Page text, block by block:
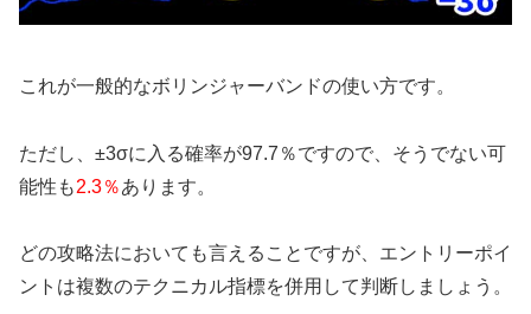
これが一般的なボリンジャーバンドの使い方です。
ただし、±3σに入る確率が97.7％ですので、そうでない可
能性も2.3％あります。
どの攻略法においても言えることですが、エントリーポイ
ントは複数のテクニカル指標を併用して判断しましょう。